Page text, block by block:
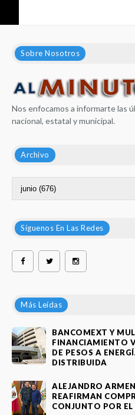
Sobre Nosotros
Nos enfocamos a informarte las
nacional, estatal y municipal.
Archivo
Síguenos En Las Redes
Más Leídas
BANCOMEXT Y
FINANCIAMIENTO
DE PESOS A
DISTRIBUIDA
ALEJANDRO
REAFIRMAN
CONJUNTO POR EL